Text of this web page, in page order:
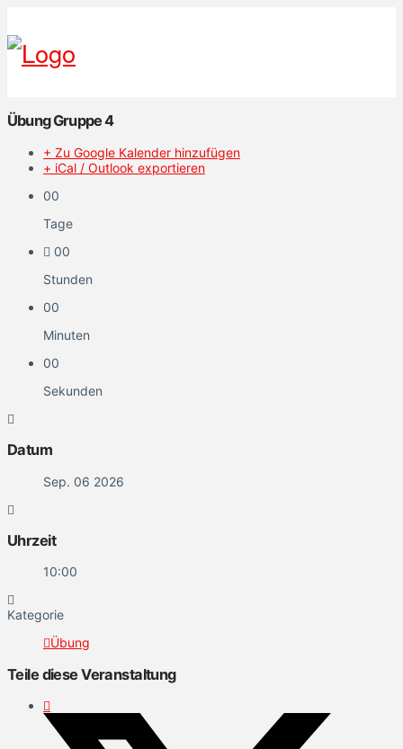
Übung Gruppe 4
+ Zu Google Kalender hinzufügen
+ iCal / Outlook exportieren
00
Tage
00
Stunden
00
Minuten
00
Sekunden
Datum
Sep. 06 2026
Uhrzeit
10:00
Kategorie
Übung
Teile diese Veranstaltung